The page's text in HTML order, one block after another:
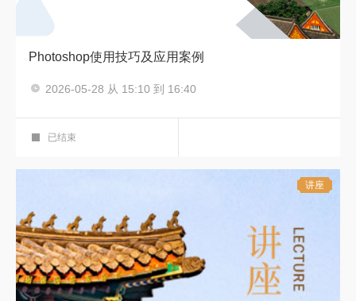
Photoshop使用技巧及应用案例
主讲人：汪聪
2026-05-28 从 15:10 到 16:40
图书馆培训教室208+在线
已结束
讲座